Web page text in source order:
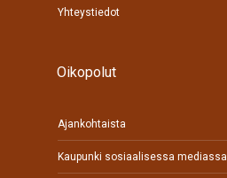
Yhteystiedot
Oikopolut
Ajankohtaista
Kaupunki sosiaalisessa mediassa